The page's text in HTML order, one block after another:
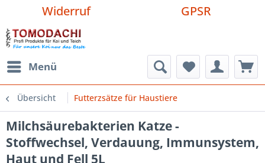
Widerruf GPSR
Menü
Übersicht Futterzsätze für Haustiere
Milchsäurebakterien Katze -
Stoffwechsel, Verdauung, Immunsystem,
Haut und Fell 5L